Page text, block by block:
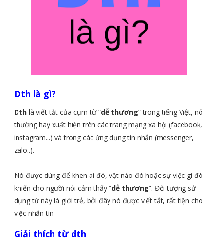
Dth là gì?
Dthlà viết tắt của cụm từ “dễ thương” trong tiếng Việt, nó
thường hay xuất hiện trên các trang mạng xã hội (facebook,
instagram...) và trong các ứng dụng tin nhắn (messenger,
zalo..).
Nó được dùng để khen ai đó, vật nào đó hoặc sự việc gì đó
khiến cho người nói cảm thấy “dễ thương”. Đối tượng sử
dụng từ này là giới trẻ, bởi đây nó được viết tắt, rất tiện cho
việc nhắn tin.
Giải thích từ dth